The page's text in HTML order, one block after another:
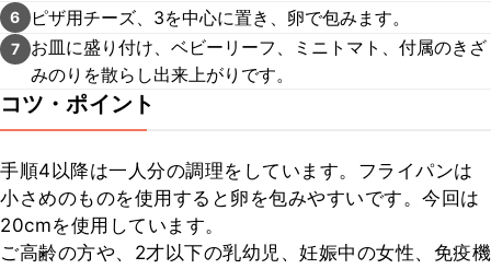
6 ピザ用チーズ、3を中心に置き、卵で包みます。
7
お皿に盛り付け、ベビーリーフ、ミニトマト、付属のきざ
みのりを散らし出来上がりです。
コツ・ポイント
手順4以降は一人分の調理をしています。フライパンは
小さめのものを使用すると卵を包みやすいです。今回は
20cmを使用しています。
ご高齢の方や、2才以下の乳幼児、妊娠中の女性、免疫機